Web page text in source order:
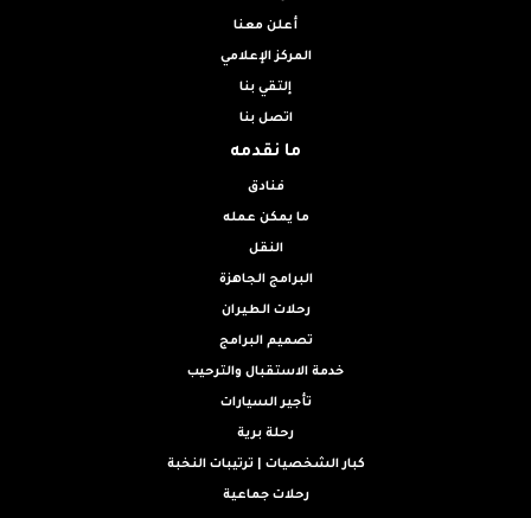
أعلن معنا
المركز الإعلامي
إلتقي بنا
اتصل بنا
ما نقدمه
فنادق
ما يمكن عمله
النقل
البرامج الجاهزة
رحلات الطيران
تصميم البرامج
خدمة الاستقبال والترحيب
تأجير السيارات
رحلة برية
كبار الشخصيات | ترتيبات النخبة
رحلات جماعية